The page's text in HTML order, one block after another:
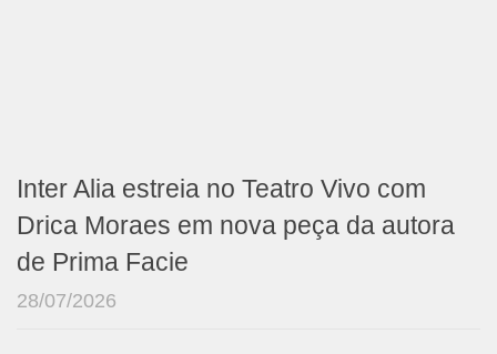
Inter Alia estreia no Teatro Vivo com
Drica Moraes em nova peça da autora
de Prima Facie
28/07/2026